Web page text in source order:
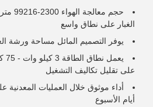
حجم
الغبار على نطاق واسع
يوفر التصميم المائل مساحة ورشة
على تقليل تكاليف التشغيل
أيام الأسبوع